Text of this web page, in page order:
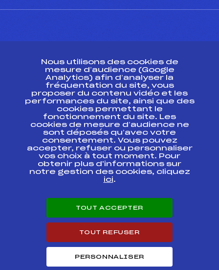
ESPACE PRESSE
Ressources
Pass’Neige
Projet sportif fédéral
Projet de performance fédéral
Antidopage
Pôle Développement, Formation, Suivi
Scientifique
Listes ministérielles
Pôle vie de l’athlète
Carrières
Nous utilisons des cookies de
mesure d’audience (Google
Analytics) afin d’analyser la
fréquentation du site, vous
proposer du contenu vidéo et les
performances du site, ainsi que des
cookies permettant le
fonctionnement du site. Les
cookies de mesure d’audience ne
sont déposés qu’avec votre
consentement. Vous pouvez
accepter, refuser ou personnaliser
vos choix à tout moment. Pour
obtenir plus d'informations sur
notre gestion des cookies, cliquez
ici.
TOUT ACCEPTER
TOUT REFUSER
PERSONNALISER